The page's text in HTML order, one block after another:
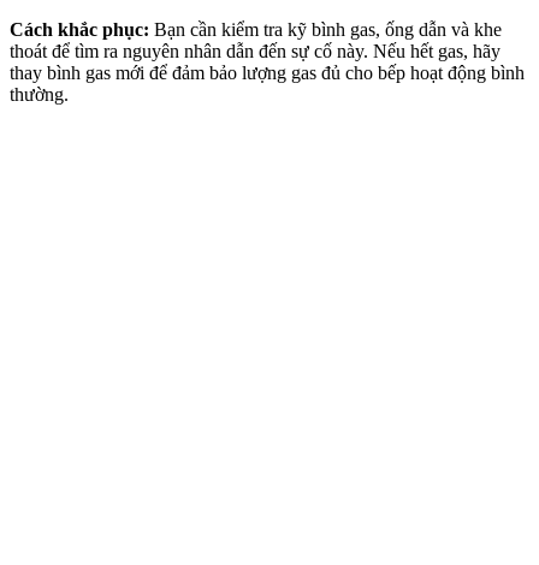
Cách khắc phục: Bạn cần kiểm tra kỹ bình gas, ống dẫn và khe
thoát để tìm ra nguyên nhân dẫn đến sự cố này. Nếu hết gas, hãy
thay bình gas mới để đảm bảo lượng gas đủ cho bếp hoạt động bình
thường.